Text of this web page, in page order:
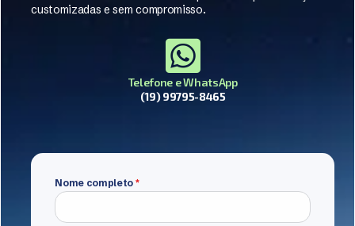
customizadas e sem compromisso.
Telefone e WhatsApp
(19) 99795-8465
Nome completo *